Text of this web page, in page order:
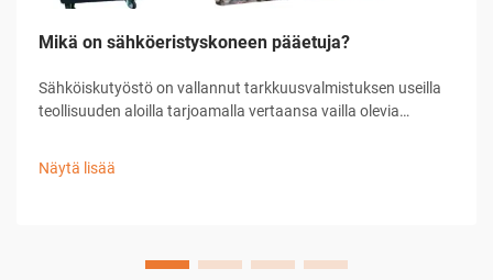
Mikä on sähköeristyskoneen pääetuja?
Sähköiskutyöstö on vallannut tarkkuusvalmistuksen useilla
teollisuuden aloilla tarjoamalla vertaansa vailla olevia
valmistusprosessi hyödyntää ohjattuja...
Näytä lisää